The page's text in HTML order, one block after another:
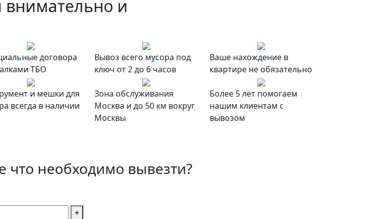
и
договора
ТБО
Вывоз всего мусора под
ключ от 2 до 6 часов
Ваше нахождение в
квартире не обязательно
и мешки для
всегда в наличии
Зона обслуживания
Москва и до 50 км вокруг
Москвы
Более 5 лет помогаем
нашим клиентам с
вывозом
что необходимо вывезти?
+